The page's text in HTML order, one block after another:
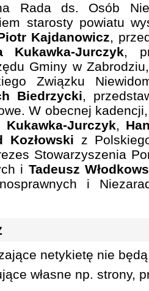
Rada ds. Osób
starosty powiatu
Kajdanowicz,
Kukawka-Jurczyk,
Gminy w
Związku
Biedrzycki,
W obecnej
Kukawka-Jurczyk,
Kozłowski z
Stowarzyszenia
i Tadeusz
i
netykietę nie
własne np. strony,